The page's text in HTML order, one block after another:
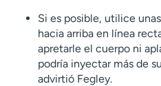
Si es posible, utilice
hacia arriba en línea
apretarle el cuerpo ni
podría inyectar más de
advirtió Fegley.